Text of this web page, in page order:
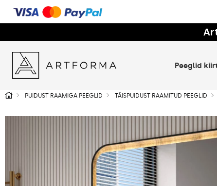
Peeglid
PUIDUST RAAMIGA PEEGLID TÄISPUIDUST RAAMITUD PEEGLID